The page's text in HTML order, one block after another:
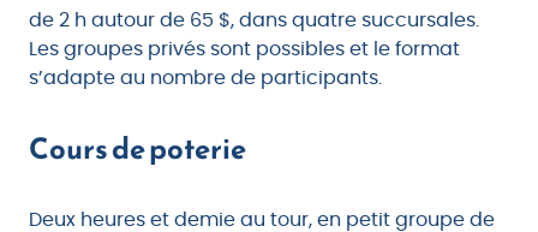
de 2 h autour de 65 $, dans quatre succursales.
Les groupes privés sont possibles et le format
s’adapte au nombre de participants.
Cours de poterie
Deux heures et demie au tour, en petit groupe de